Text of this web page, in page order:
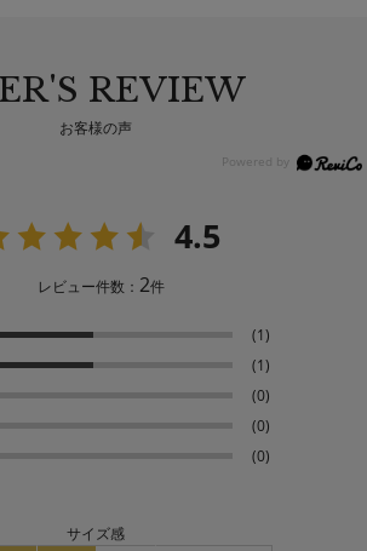
REVIEW
お客様の声
4.5
レビュー件数： 2件
(1)
(1)
(0)
(0)
(0)
サイズ感